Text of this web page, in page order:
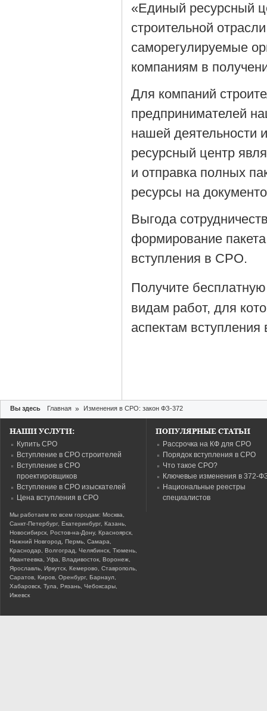
«Единый ресурсный
строительной
саморегулируемые
компаниям в
Для компаний
предпринимателей
нашей деятельности
ресурсный центр
и отправка полных
ресурсы на
Выгода
формирование
вступления в СРО.
Получите
видам работ, для
аспектам
Вы здесь Главная » Изменения в СРО: закон ФЗ-372
НАШИ УСЛУГИ:
Купить СРО
Вступление в СРО строителей
Вступление в СРО
проектировщиков
Вступление в СРО изыскателей
Цена вступления в СРО
Мы работаем по всем городам: Москва,
Санкт-Петербург, Екатеринбург, Казань,
Новосибирск, Ростов-на-Дону, Красноярск,
Нижний Новгород, Пермь, Самара,
Краснодар, Волгоград, Челябинск, Тюмень,
Ивантеевка, Уфа, Владивосток, Воронеж,
Ярославль, Иркутск, Кемерово, Ставрополь,
Саратов, Киров, Оренбург, Барнаул,
Хабаровск, Тула, Рязань, Чебоксары,
Ижевск
ПОПУЛЯРНЫЕ СТАТЬИ
Рассрочка на КФ для СРО
Порядок вступления в СРО
Что такое СРО?
Ключевые изменения в 372-
Национальные реестры
специалистов